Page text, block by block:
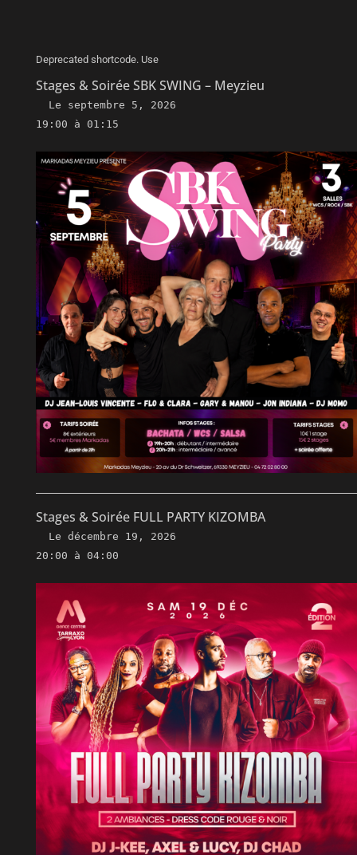
Deprecated shortcode. Use
Stages & Soirée SBK SWING – Meyzieu
Le septembre 5, 2026
19:00 à 01:15
Stages & Soirée FULL PARTY KIZOMBA
Le décembre 19, 2026
20:00 à 04:00